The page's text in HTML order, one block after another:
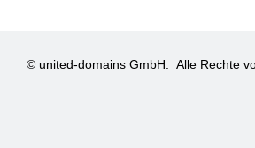
© united-domains GmbH. Alle Rechte